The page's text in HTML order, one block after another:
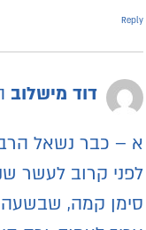
דוד מישלוב
– כבר נשאל הרב
קרוב לעשר
קמה, שבשעה